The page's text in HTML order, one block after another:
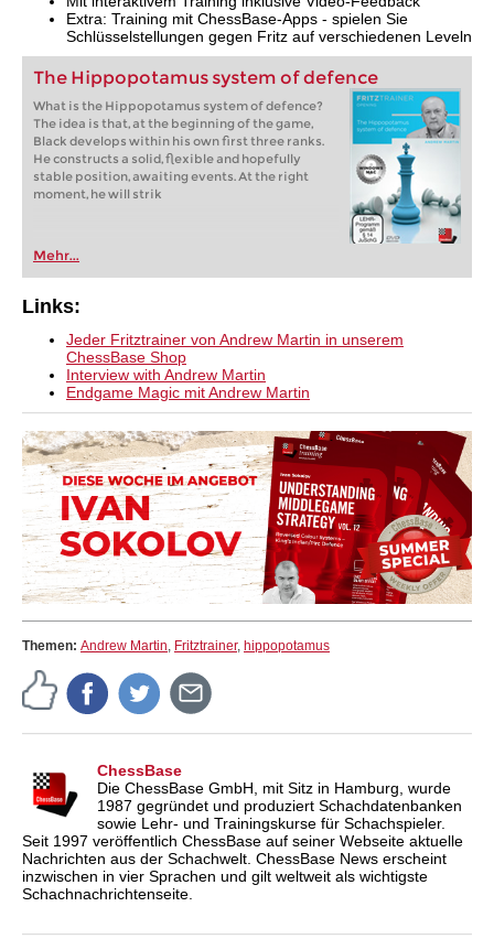
Extra: Training mit ChessBase-Apps - spielen Sie
Schlüsselstellungen gegen Fritz auf verschiedenen Leveln
The Hippopotamus system of defence
What is the Hippopotamus system of defence?
The idea is that, at the beginning of the game,
Black develops within his own first three ranks.
He constructs a solid, flexible and hopefully
stable position, awaiting events. At the right
moment, he will strik
Mehr...
Links:
Jeder Fritztrainer von Andrew Martin in unserem
ChessBase Shop
Interview with Andrew Martin
Endgame Magic mit Andrew Martin
Themen: Andrew Martin, Fritztrainer, hippopotamus
ChessBase
Die ChessBase GmbH, mit Sitz in Hamburg, wurde
1987 gegründet und produziert Schachdatenbanken
sowie Lehr- und Trainingskurse für Schachspieler.
Seit 1997 veröffentlich ChessBase auf seiner Webseite aktuelle
Nachrichten aus der Schachwelt. ChessBase News erscheint
inzwischen in vier Sprachen und gilt weltweit als wichtigste
Schachnachrichtenseite.